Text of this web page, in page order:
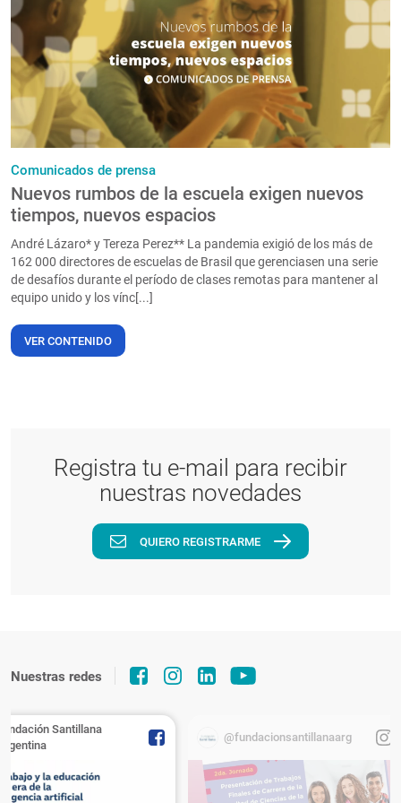
PT
Comunicados de prensa
Nuevos rumbos de la escuela exigen nuevos
tiempos, nuevos espacios
André Lázaro* y Tereza Perez** La pandemia exigió de los más de
162 000 directores de escuelas de Brasil que gerenciasen una serie
de desafíos durante el período de clases remotas para mantener al
equipo unido y los vínc[...]
VER CONTENIDO
Registra tu e-mail para recibir
nuestras novedades
QUIERO REGISTRARME
Nuestras redes
Santillana
@fundacionsantillanaarg